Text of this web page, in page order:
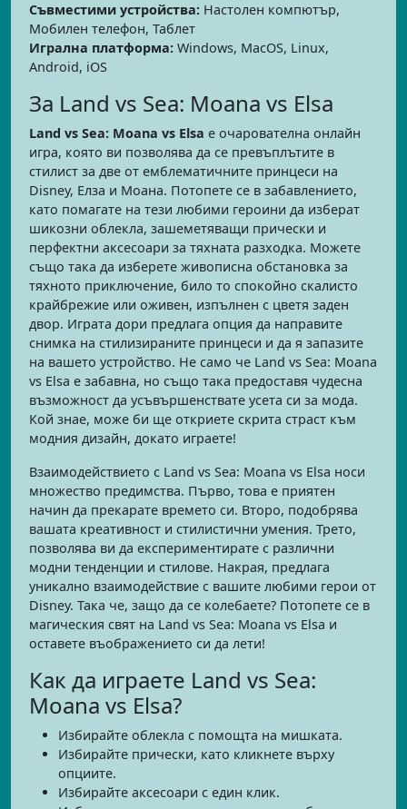
Съвместими устройства: Настолен компютър,
Мобилен телефон, Таблет
Игрална платформа: Windows, MacOS, Linux,
Android, iOS
За Land vs Sea: Moana vs Elsa
Land vs Sea: Moana vs Elsa е очарователна онлайн
игра, която ви позволява да се превъплътите в
стилист за две от емблематичните принцеси на
Disney, Елза и Моана. Потопете се в забавлението,
като помагате на тези любими героини да изберат
шикозни облекла, зашеметяващи прически и
перфектни аксесоари за тяхната разходка. Можете
също така да изберете живописна обстановка за
тяхното приключение, било то спокойно скалисто
крайбрежие или оживен, изпълнен с цветя заден
двор. Играта дори предлага опция да направите
снимка на стилизираните принцеси и да я запазите
на вашето устройство. Не само че Land vs Sea: Moana
vs Elsa е забавна, но също така предоставя чудесна
възможност да усъвършенствате усета си за мода.
Кой знае, може би ще откриете скрита страст към
модния дизайн, докато играете!
Взаимодействието с Land vs Sea: Moana vs Elsa носи
множество предимства. Първо, това е приятен
начин да прекарате времето си. Второ, подобрява
вашата креативност и стилистични умения. Трето,
позволява ви да експериментирате с различни
модни тенденции и стилове. Накрая, предлага
уникално взаимодействие с вашите любими герои от
Disney. Така че, защо да се колебаете? Потопете се в
магическия свят на Land vs Sea: Moana vs Elsa и
оставете въображението си да лети!
Как да играете Land vs Sea:
Moana vs Elsa?
Избирайте облекла с помощта на мишката.
Избирайте прически, като кликнете върху
опциите.
Избирайте аксесоари с един клик.